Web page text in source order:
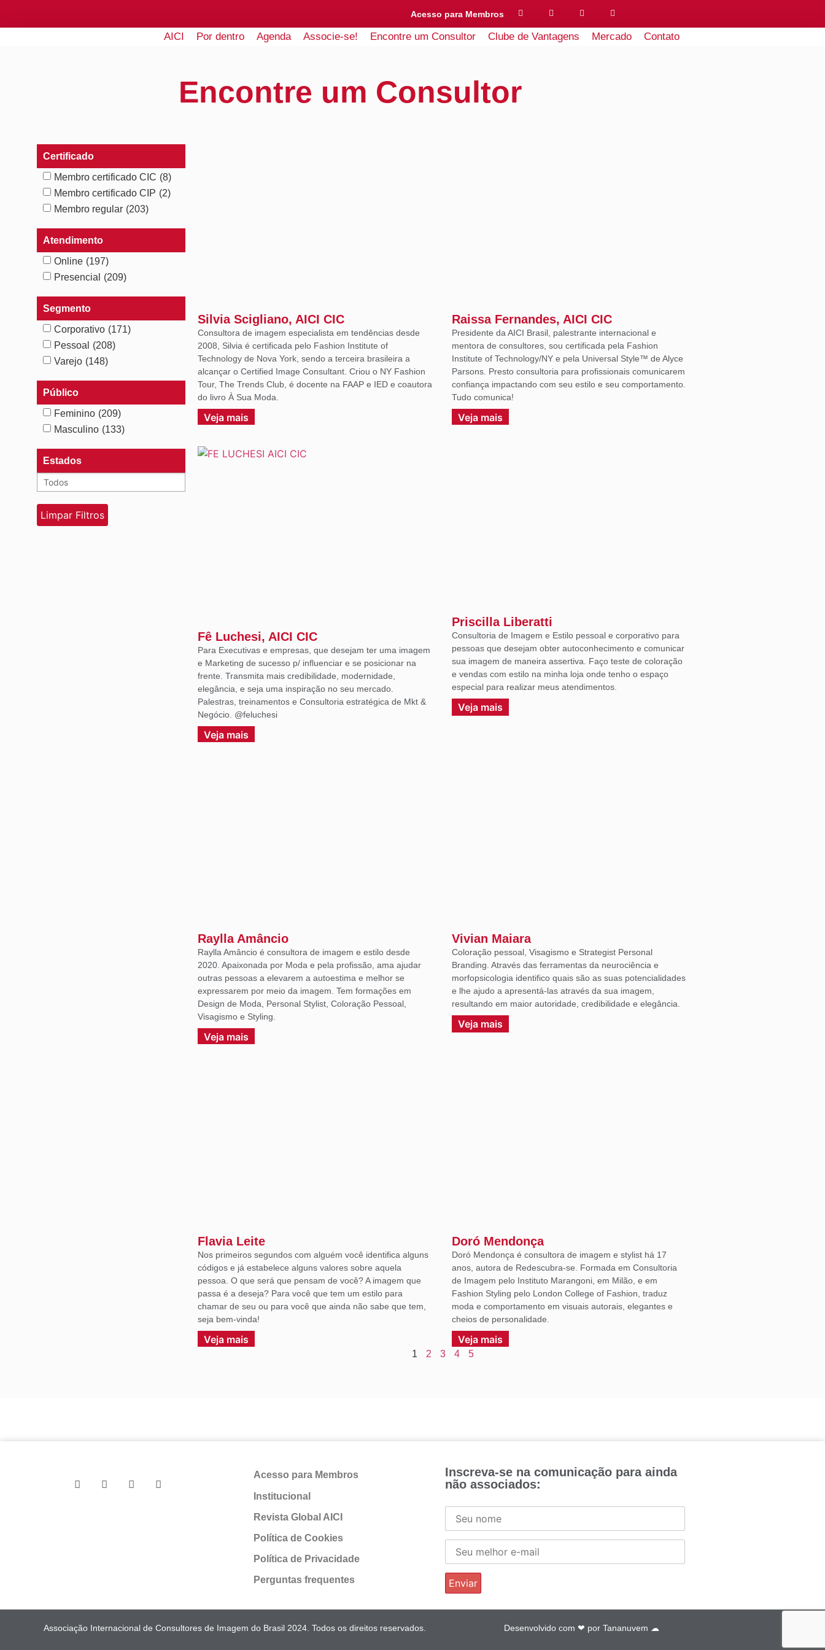
Acesso para Membros
AICI Por dentro Agenda Associe-se! Encontre um Consultor Clube de Vantagens Mercado Contato
Encontre um Consultor
Certificado
Membro certificado CIC (8)
Membro certificado CIP (2)
Membro regular (203)
Atendimento
Online (197)
Presencial
(209)
Segmento
Corporativo (171)
Pessoal
(208)
Varejo (148)
Público
Feminino (209)
Masculino (133)
Estados
Silvia Scigliano, AICI CIC
Consultora de imagem especialista em tendências desde
2008, Silvia é certificada pelo Fashion Institute of
Technology de Nova York, sendo a terceira brasileira a
alcançar o Certified Image Consultant. Criou o NY Fashion
Tour, The Trends Club, é docente na FAAP e IED e coautora
do livro À Sua Moda.
Veja mais
Raissa Fernandes, AICI CIC
Presidente da AICI Brasil, palestrante internacional e
mentora de consultores, sou certificada pela Fashion
Institute of Technology/NY e pela Universal Style™ de Alyce
Parsons. Presto consultoria para profissionais comunicarem
confiança impactando com seu estilo e seu comportamento.
Tudo comunica!
Veja mais
Fê Luchesi, AICI CIC
Para Executivas e empresas, que desejam ter uma imagem
e Marketing de sucesso p/ influenciar e se posicionar na
frente. Transmita mais credibilidade, modernidade,
elegância, e seja uma inspiração no seu mercado.
Palestras, treinamentos e Consultoria estratégica de Mkt &
Negócio. @feluchesi
Veja mais
Priscilla Liberatti
Consultoria de Imagem e Estilo pessoal e corporativo para
pessoas que desejam obter autoconhecimento e comunicar
sua imagem de maneira assertiva. Faço teste de coloração
e vendas com estilo na minha loja onde tenho o espaço
especial para realizar meus atendimentos.
Veja mais
Raylla Amâncio
Raylla Amâncio é consultora de imagem e estilo desde
2020. Apaixonada por Moda e pela profissão, ama ajudar
outras pessoas a elevarem a autoestima e melhor se
expressarem por meio da imagem. Tem formações em
Design de Moda, Personal Stylist, Coloração Pessoal,
Visagismo e Styling.
Veja mais
Vivian Maiara
Coloração pessoal, Visagismo e Strategist Personal
Branding. Através das ferramentas da neurociência e
morfopsicologia identifico quais são as suas potencialidades
e lhe ajudo a apresentá-las através da sua imagem,
resultando em maior autoridade, credibilidade e elegância.
Veja mais
Flavia Leite
Nos primeiros segundos com alguém você identifica alguns
códigos e já estabelece alguns valores sobre aquela
pessoa. O que será que pensam de você? A imagem que
passa é a deseja? Para você que tem um estilo para
chamar de seu ou para você que ainda não sabe que tem,
seja bem-vinda!
Veja mais
Doró Mendonça
Doró Mendonça é consultora de imagem e stylist há 17
anos, autora de Redescubra-se. Formada em Consultoria
de Imagem pelo Instituto Marangoni, em Milão, e em
Fashion Styling pelo London College of Fashion, traduz
moda e comportamento em visuais autorais, elegantes e
cheios de personalidade.
Veja mais
1 2 3 4 5
Acesso para Membros
Institucional
Revista Global AICI
Política de Cookies
Política de Privacidade
Perguntas frequentes
Inscreva-se na comunicação para ainda
não associados:
Associação Internacional de Consultores de Imagem do Brasil 2024. Todos os direitos reservados. Desenvolvido com ❤ por Tananuvem ☁